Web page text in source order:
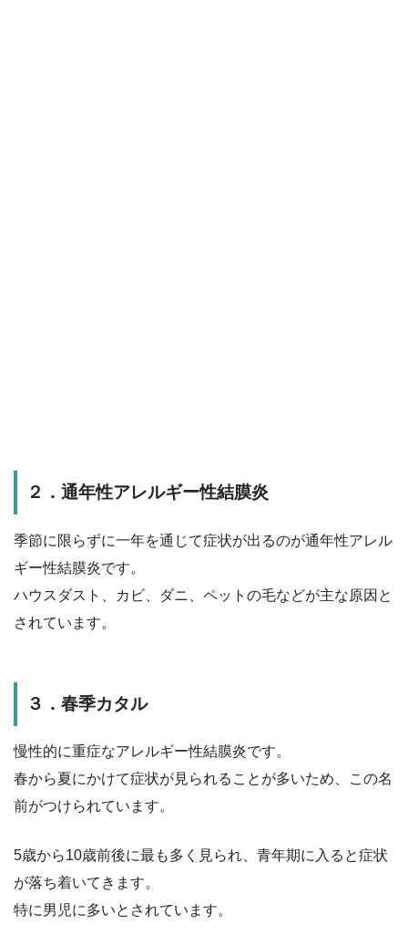
２．通年性アレルギー性結膜炎
季節に限らずに一年を通じて症状が出るのが通年性アレル
ギー性結膜炎です。
ハウスダスト、カビ、ダニ、ペットの毛などが主な原因と
されています。
３．春季カタル
慢性的に重症なアレルギー性結膜炎です。
春から夏にかけて症状が見られることが多いため、この名
前がつけられています。
5歳から10歳前後に最も多く見られ、青年期に入ると症状
が落ち着いてきます。
特に男児に多いとされています。